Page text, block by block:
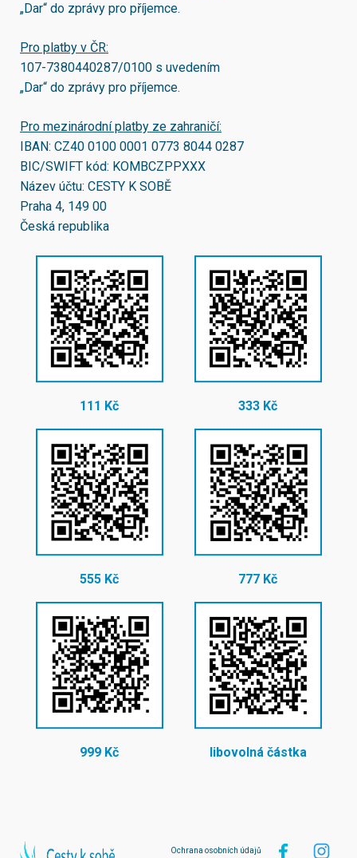
„Dar“ do zprávy pro příjemce.
Pro platby v ČR:
107-7380440287/0100 s uvedením
„Dar“ do zprávy pro příjemce.
Pro mezinárodní platby ze zahraničí:
IBAN: CZ40 0100 0001 0773 8044 0287
BIC/SWIFT kód: KOMBCZPPXXX
Název účtu: CESTY K SOBĚ
Praha 4, 149 00
Česká republika
111 Kč 333 Kč
555 Kč 777 Kč
999 Kč libovolná částka
Ochrana osobních údajů